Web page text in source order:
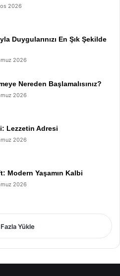
2026
Duygularınızı En Şık Şekilde
2026
Nereden Başlamalısınız?
2026
Lezzetin Adresi
2026
Modern Yaşamın Kalbi
2026
Yükle